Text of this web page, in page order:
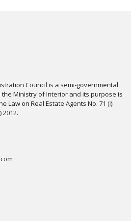
Council is a semi-governmental
Ministry of Interior and its purpose is
Law on Real Estate Agents No. 71 (I)
2012.